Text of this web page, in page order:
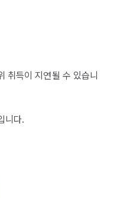
취득이 지연될 수 있습니
니다.